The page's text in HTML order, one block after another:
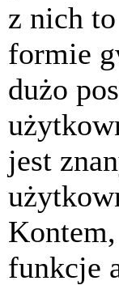
z nich
formie
dużo
jest
funkcje